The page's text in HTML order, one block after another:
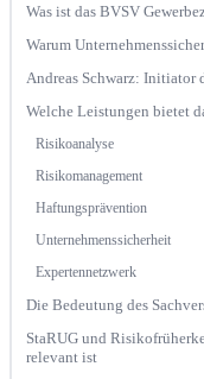
Was ist das BVSV
Warum
Andreas Schwarz: Initiator
Welche Leistungen bietet
Risikoanalyse
Risikomanagement
Haftungsprävention
Unternehmenssicherheit
Expertennetzwerk
Die Bedeutung des
StaRUG und
relevant ist